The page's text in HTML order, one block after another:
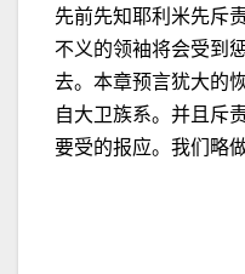
先前先知耶利米先斥
不义的领袖将会受到
去。本章预言犹大的
自大卫族系。并且斥
要受的报应。我们略